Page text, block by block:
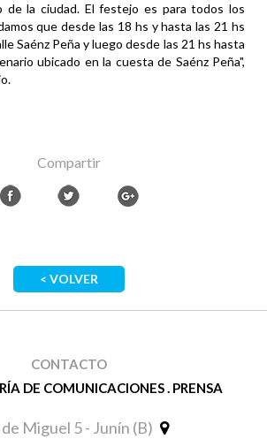
la ciudad. El festejo es para todos los
que desde las 18 hs y hasta las 21 hs
Saénz Peña y luego desde las 21 hs hasta
ubicado en la cuesta de Saénz Peña",
Compartir
< VOLVER
CONTACTO
DE COMUNICACIONES . PRENSA
Miguel 5 - Junín (B)